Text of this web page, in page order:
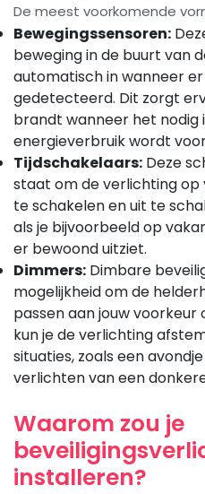
De meest voorkomende
Bewegingssensoren:
beweging in de buurt van
automatisch in wanneer
gedetecteerd. Dit zorgt
brandt wanneer het nodig
energieverbruik wordt
Tijdschakelaars: Deze
staat om de verlichting
te schakelen en uit te
als je bijvoorbeeld op
er bewoond uitziet.
Dimmers: Dimbare
mogelijkheid om de
passen aan jouw
kun je de verlichting
situaties, zoals een
verlichten van een
Waarom zou je
installeren?